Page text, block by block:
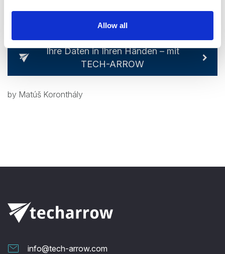
Allow all
Ihre Daten in Ihren Händen – mit
TECH-ARROW
by Matúš Koronthály
info@tech-arrow.com